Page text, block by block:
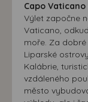
Capo
Výlet započne
Vaticano,
moře. Za
Liparské
Kalábrie,
vzdáleného
město